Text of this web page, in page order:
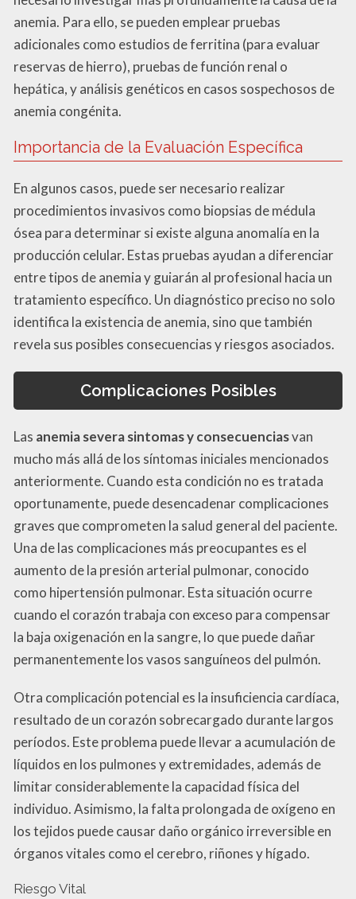
anemia. Para ello, se pueden emplear pruebas
adicionales como estudios de ferritina (para evaluar
reservas de hierro), pruebas de función renal o
hepática, y análisis genéticos en casos sospechosos de
anemia congénita.
Importancia de la Evaluación Específica
En algunos casos, puede ser necesario realizar
procedimientos invasivos como biopsias de médula
ósea para determinar si existe alguna anomalía en la
producción celular. Estas pruebas ayudan a diferenciar
entre tipos de anemia y guiarán al profesional hacia un
tratamiento específico. Un diagnóstico preciso no solo
identifica la existencia de anemia, sino que también
revela sus posibles consecuencias y riesgos asociados.
Complicaciones Posibles
Las anemia severa sintomas y consecuenciasvan
mucho más allá de los síntomas iniciales mencionados
anteriormente. Cuando esta condición no es tratada
oportunamente, puede desencadenar complicaciones
graves que comprometen la salud general del paciente.
Una de las complicaciones más preocupantes es el
aumento de la presión arterial pulmonar, conocido
como hipertensión pulmonar. Esta situación ocurre
cuando el corazón trabaja con exceso para compensar
la baja oxigenación en la sangre, lo que puede dañar
permanentemente los vasos sanguíneos del pulmón.
Otra complicación potencial es la insuficiencia cardíaca,
resultado de un corazón sobrecargado durante largos
períodos. Este problema puede llevar a acumulación de
líquidos en los pulmones y extremidades, además de
limitar considerablemente la capacidad física del
individuo. Asimismo, la falta prolongada de oxígeno en
los tejidos puede causar daño orgánico irreversible en
órganos vitales como el cerebro, riñones y hígado.
Riesgo Vital